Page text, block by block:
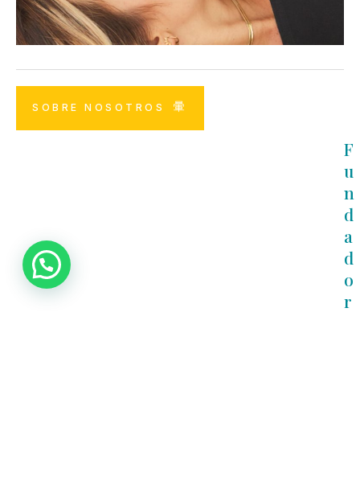
SOBRE NOSOTROS
F
U
N
D
A
D
O
R